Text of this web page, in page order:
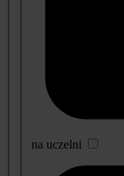
na uczelni